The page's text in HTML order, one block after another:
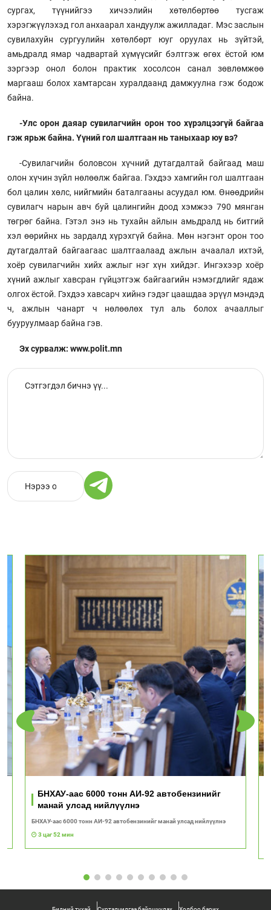
сургах, түүнийгээ хичээлийн хөтөлбөртөө тусгаж
хэрэгжүүлэхэд гол анхаарал хандуулж ажилладаг. Мэс заслын
сувилахуйн сургуулийн хөтөлбөрт юуг оруулах нь зүйтэй,
амьдралд ямар чадвартай хүмүүсийг бэлтгэж өгөх ёстой юм
зэргээр онол болон практик хосолсон санал зөвлөмжөө
маргааш болох хамтарсан хуралдаанд дамжуулна гэж бодож
байна.
-Улс орон даяар сувилагчийн орон тоо хүрэлцээгүй байгаа
гэж ярьж байна. Үүний гол шалтгаан нь таныхаар юу вэ?
-Сувилагчийн боловсон хүчний дутагдалтай байгаад маш
олон хүчин зүйл нөлөөлж байгаа. Гэхдээ хамгийн гол шалтгаан
бол цалин хөлс, нийгмийн баталгааны асуудал юм. Өнөөдрийн
сувилагч нарын авч буй цалингийн доод хэмжээ 790 мянган
төгрөг байна. Гэтэл энэ нь тухайн айлын амьдралд нь битгий
хэл өөрийнх нь зардалд хүрэхгүй байна. Мөн нэгэнт орон тоо
дутагдалтай байгаагаас шалтгаалаад ажлын ачаалал ихтэй,
хоёр сувилагчийн хийх ажлыг нэг хүн хийдэг. Ингэхээр хоёр
хүний ажлыг хавсран гүйцэтгэж байгаагийн нэмэгдлийг ядаж
олгох ёстой. Гэхдээ хавсарч хийнэ гэдэг цаашдаа эрүүл мэндэд
ч, ажлын чанарт ч нөлөөлөх тул аль болох ачааллыг
бууруулмаар байна гэв.
Эх сурвалж: www.polit.mn
БНХАУ-аас 6000 тонн АИ-92 автобензинийг
манай улсад нийлүүлнэ
БНХАУ-аас 6000 тонн АИ-92 автобензинийг манай улсад нийлүүлнэ
3 цаг 52 мин